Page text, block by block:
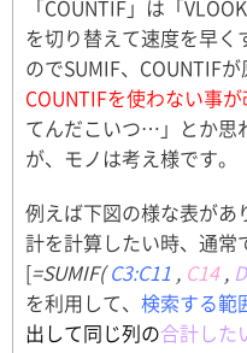
「COUNTIF」は「
を切り替えて速度を早
のでSUMIF、COUNTIFが
COUNTIFを使わない事
てんだこいつ…」とか思
が、モノは考え様です。
例えば下図の様な表が
計を計算したい時、通常
[=SUMIF(C3:C11 , C14,
を利用して、 検索する範
出して同じ列の合計した